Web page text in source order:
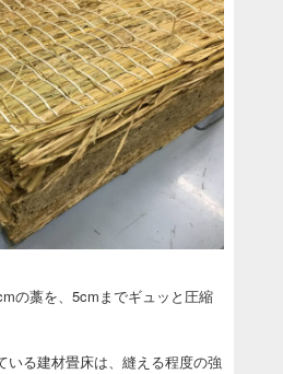
の藁を、5cmまでギュッと圧縮
いる建材畳床は、縫える程度の強